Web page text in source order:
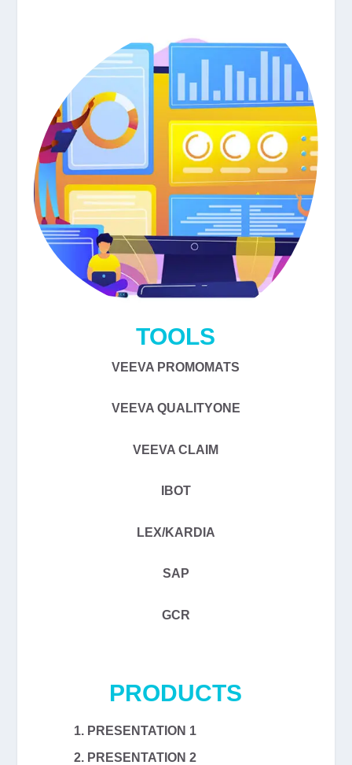
TOOLS
VEEVA PROMOMATS
VEEVA QUALITYONE
VEEVA CLAIM
IBOT
LEX/KARDIA
SAP
GCR
PRODUCTS
PRESENTATION 1
PRESENTATION 2